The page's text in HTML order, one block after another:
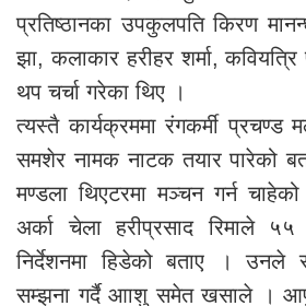
प्रतिष्ठानका उपकुलपति किरण
झा, कलाकार हरीहर शर्मा, कवियत्रि
थप चर्चा गरेका थिए ।
त्यस्तै कार्यक्रममा रंगकर्मी
समशेर नामक नाटक तयार पारेको
मण्डला थिएटरमा मञ्चन गर्न
अर्का चेला हरीप्रसाद रिमाले
निर्देशनमा हिडेको बताए । उनले
सम्झना गर्दै आाशु समेत खसाले ।